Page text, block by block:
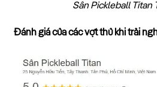
Sân Pickleball Titan
Đánh giá của các vợt thủ khi trải